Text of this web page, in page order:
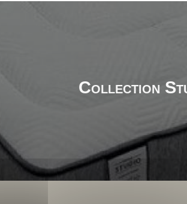
Collection